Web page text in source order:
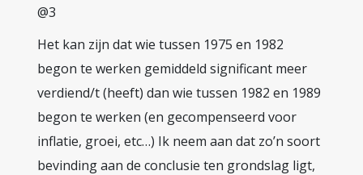
@3
Het kan zijn dat wie tussen 1975 en 1982
begon te werken gemiddeld significant meer
verdiend/t (heeft) dan wie tussen 1982 en 1989
begon te werken (en gecompenseerd voor
inflatie, groei, etc…) Ik neem aan dat zo’n soort
bevinding aan de conclusie ten grondslag ligt,